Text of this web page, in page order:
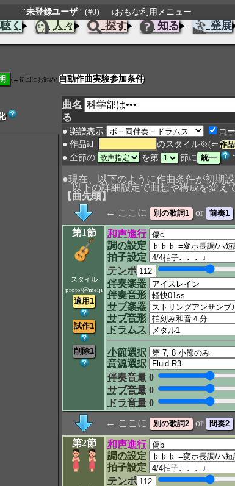
"未登録ユーザ" (#0) ↓おもな利用メニュー
く 人々 探す 知る 発展
(←初回にお勧め)自動作曲実験参加条件
曲名
る
● 楽譜表示 コ
● 作品id=
のスタイル※(⇐ 作
● 全節の
を第 節に
●現在、以下のように作曲条件が初期設
以下の詳細設定で曲想や構成を変え
【曲先頭】
← ここに
or
第1節
スタイル
proto/@meiji
和声進行
調の設定
拍子設定
テンポ
伴奏楽器
伴奏音形
サブ楽器
サブ音形
ドラムス
小節選択
音源選択
伴奏音量 0
サブ音量 0
ドラ音量 0
← ここに or
第2節
和声進行
調の設定
拍子設定
テンポ